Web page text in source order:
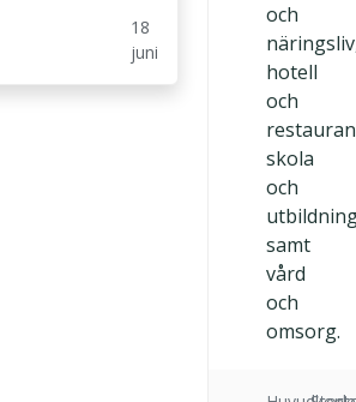
18
juni
och
hotell
och
skola
och
samt
vård
och
omsorg.